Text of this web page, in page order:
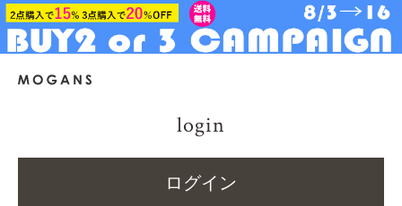
login
ログイン